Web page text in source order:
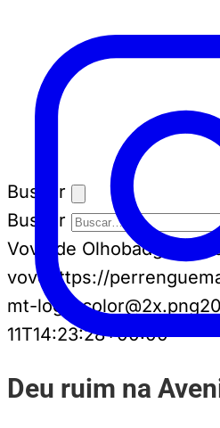
Buscar
Buscar
Vovô de Olhobadge-cat
vovo
https://
mt-logo-color@2x.png
11T14:23:28+00:00
Deu ruim na